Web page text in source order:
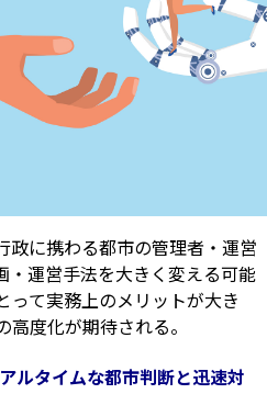
政に携わる都市の管理者・運営
・運営手法を大きく変える可能
って実務上のメリットが大き
度化が期待される。
ルタイムな都市判断と迅速対